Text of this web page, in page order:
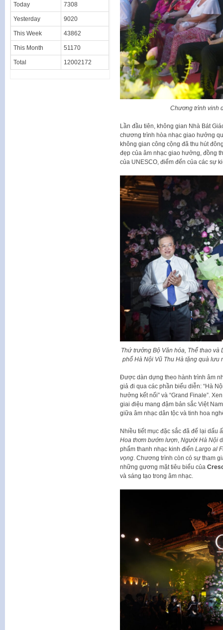
Chương trình vinh
Lần đầu tiên, không gian Nhà Bát
chương trình hòa nhạc giao hưởng
không gian công cộng đã thu hút
đẹp của âm nhạc giao hưởng, đồng
của UNESCO, điểm đến của các sự
Thứ trưởng Bộ Văn hóa, Thể thao
phố Hà Nội Vũ Thu Hà tặng quà lưu
Được dàn dựng theo hành trình âm
giả đi qua các phần biểu diễn: “Hà
hưởng kết nối” và “Grand Finale”.
giai điệu mang đậm bản sắc Việt
giữa âm nhạc dân tộc và tinh hoa
Nhiều tiết mục đặc sắc đã để lại dấu
Hoa thơm bướm lượn, Người Hà Nội
phẩm thanh nhạc kinh điển Largo al
vọng. Chương trình còn có sự tham
những gương mặt tiêu biểu của
và sáng tạo trong âm nhạc.
Today 7308
Yesterday 9020
This Week 43862
This Month 51170
Total 12002172